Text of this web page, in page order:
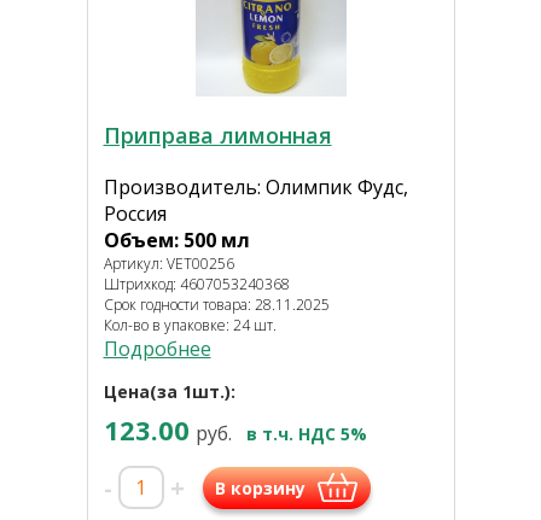
Приправа лимонная
Производитель: Олимпик Фудс,
Россия
Объем: 500 мл
Артикул: VET00256
Штрихкод: 4607053240368
Срок годности товара: 28.11.2025
Кол-во в упаковке: 24 шт.
Подробнее
Цена(за 1шт.):
123.00 руб. в т.ч. НДС 5%
- + В корзину